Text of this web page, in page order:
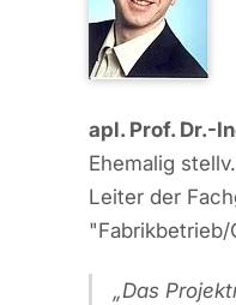
apl. Prof. Dr.-
Ehemalig
Leiter der
"Fabrikbetrieb/
Das